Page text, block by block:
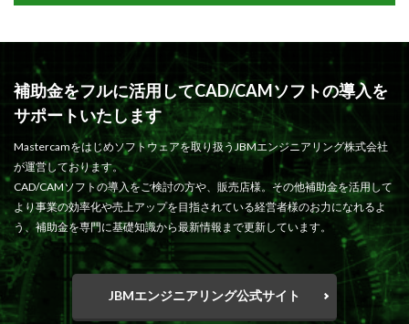
補助金をフルに活用してCAD/CAMソフトの導入を
サポートいたします
Mastercamをはじめソフトウェアを取り扱うJBMエンジニアリング株式会社
が運営しております。
CAD/CAMソフトの導入をご検討の方や、販売店様。その他補助金を活用して
より事業の効率化や売上アップを目指されている経営者様のお力になれるよ
う、補助金を専門に基礎知識から最新情報まで更新しています。
JBMエンジニアリング公式サイト